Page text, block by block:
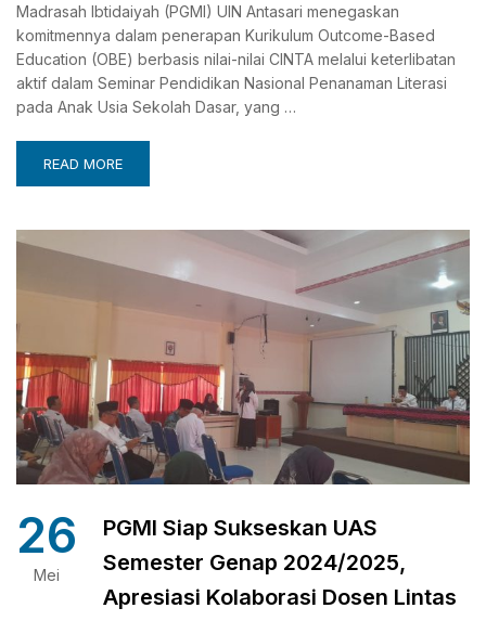
Madrasah Ibtidaiyah (PGMI) UIN Antasari menegaskan
komitmennya dalam penerapan Kurikulum Outcome-Based
Education (OBE) berbasis nilai-nilai CINTA melalui keterlibatan
aktif dalam Seminar Pendidikan Nasional Penanaman Literasi
pada Anak Usia Sekolah Dasar, yang …
READ MORE
26
Mei
PGMI Siap Sukseskan UAS
Semester Genap 2024/2025,
Apresiasi Kolaborasi Dosen Lintas